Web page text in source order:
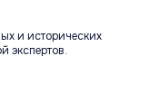
и исторических
экспертов.